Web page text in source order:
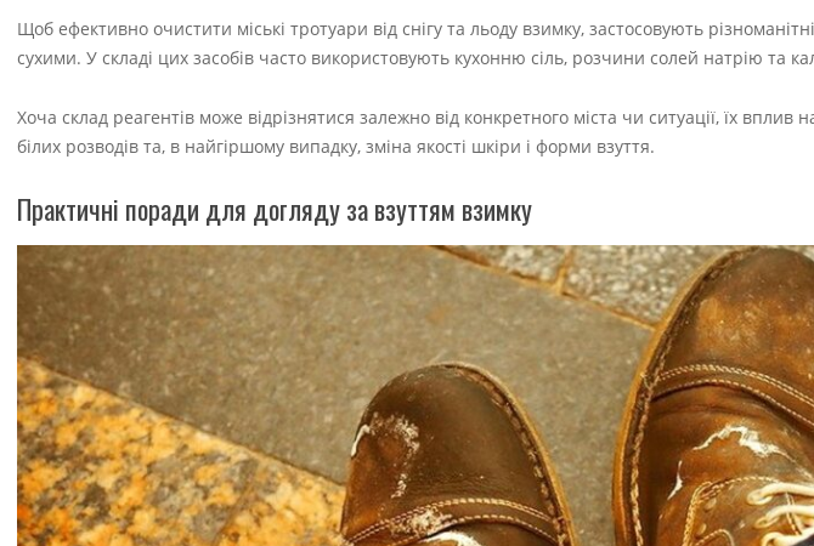
Щоб ефективно очистити міські тротуари від снігу та льоду взимку, застосовують
сухими. У складі цих засобів часто використовують кухонню сіль, розчини солей натрію та
Хоча склад реагентів може відрізнятися залежно від конкретного міста чи ситуації, їх
білих розводів та, в найгіршому випадку, зміна якості шкіри і форми взуття.
Практичні поради для догляду за взуттям взимку